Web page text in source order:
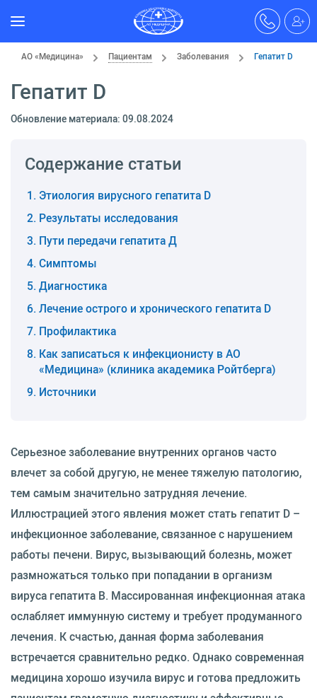
АО «Медицина» Пациентам Заболевания Гепатит D
Гепатит D
Обновление материала: 09.08.2024
Содержание статьи
Этиология вирусного гепатита D
Результаты исследования
Пути передачи гепатита Д
Симптомы
Диагностика
Лечение острого и хронического гепатита D
Профилактика
Как записаться к инфекционисту в АО
«Медицина» (клиника академика Ройтберга)
Источники
Серьезное заболевание внутренних органов часто
влечет за собой другую, не менее тяжелую патологию,
тем самым значительно затрудняя лечение.
Иллюстрацией этого явления может стать гепатит D –
инфекционное заболевание, связанное с нарушением
работы печени. Вирус, вызывающий болезнь, может
размножаться только при попадании в организм
вируса гепатита В. Массированная инфекционная атака
ослабляет иммунную систему и требует продуманного
лечения. К счастью, данная форма заболевания
встречается сравнительно редко. Однако современная
медицина хорошо изучила вирус и готова предложить